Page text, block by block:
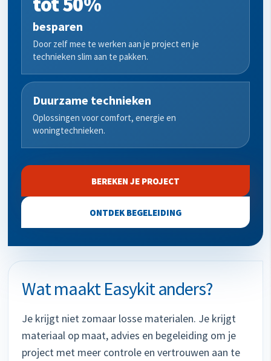
besparen
Door zelf mee te werken aan je project en je
technieken slim aan te pakken.
Duurzame technieken
Oplossingen voor comfort, energie en
woningtechnieken.
BEREKEN JE PROJECT
ONTDEK BEGELEIDING
Wat maakt Easykit anders?
Je krijgt niet zomaar losse materialen. Je krijgt
materiaal op maat, advies en begeleiding om je
project met meer controle en vertrouwen aan te